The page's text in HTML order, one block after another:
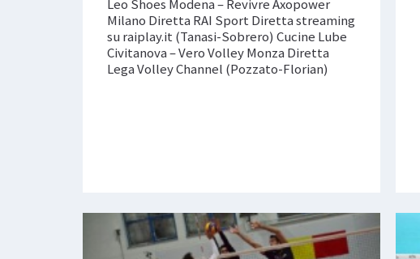
Leo Shoes Modena – Revivre Axopower
Milano Diretta RAI Sport Diretta streaming
su raiplay.it (Tanasi-Sobrero) Cucine Lube
Civitanova – Vero Volley Monza Diretta
Lega Volley Channel (Pozzato-Florian)